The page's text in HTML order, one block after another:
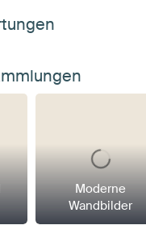
Moderne
Wandbilder